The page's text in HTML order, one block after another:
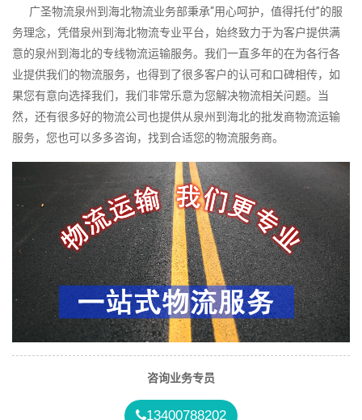
广圣物流泉州到海北物流业务部秉承“用心呵护，值得托付”的服
务理念，凭借泉州到海北物流专业平台，始终致力于为客户提供满
意的泉州到海北的专线物流运输服务。我们一直多年的在为各行各
业提供我们的物流服务，也得到了很多客户的认可和口碑相传，如
果您有意向选择我们，我们非常乐意为您解决物流相关问题。当
然，还有很多好的物流公司也提供从泉州到海北的批发商物流运输
服务，您也可以多多咨询，找到合适您的物流服务商。
咨询业务专员
13400788202